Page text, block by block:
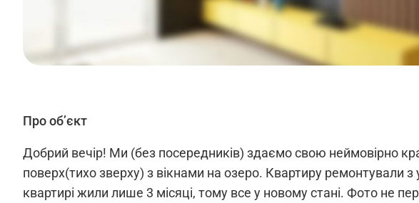
Про об’єкт
Добрий вечір! Ми (без посередників) здаємо свою неймовірно
поверх(тихо зверху) з вікнами на озеро. Квартиру ремонтували
квартирі жили лише 3 місяці, тому все у новому стані. Фото не